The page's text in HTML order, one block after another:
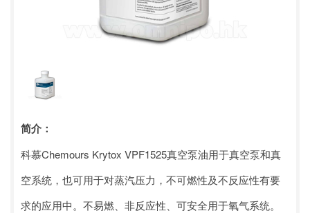
简介：
科慕Chemours Krytox VPF1525真空泵油用于真空泵和真
空系统，也可用于对蒸汽压力，不可燃性及不反应性有要
求的应用中。不易燃、非反应性、可安全用于氧气系统。